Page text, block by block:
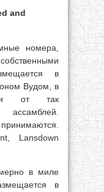
and
номера,
в
Вудом, в
от так
Lansdown
в миле
в